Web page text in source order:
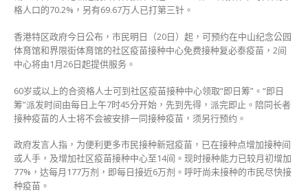
限
街
体
育
馆
复
必
泰〉
格人口的70.2%，另有69.67万人已打第三针。
香港特区政府今日公布，市民明日（20日）起，可预约在中山纪念公园
体育馆和界限街体育馆的社区疫苗接种中心免费接种复必泰疫苗，2间
中心将由1月26日起提供服务。
60岁或以上的合资格人士可到社区疫苗接种中心领取“即日筹”。“即日
筹”派发时间由每日上午7时45分开始，先到先得，派完即止。陪同长者
接种疫苗的人士将不会被安排一同接种疫苗，须另行预约。
政府发言人指，为便利更多市民接种新冠疫苗，已在接种点增加接种间
或人手，及增加社区疫苗接种中心至14间。现时接种能力已较月初增加
77%，达每月177万剂，即每日接近6万剂。呼吁尚未接种的市民尽快接
种疫苗。